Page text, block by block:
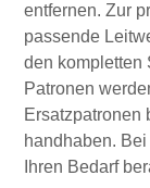
entfernen. Zur
passende
den kompletten
Patronen
Ersatzpatronen
handhaben.
Ihren Bedarf